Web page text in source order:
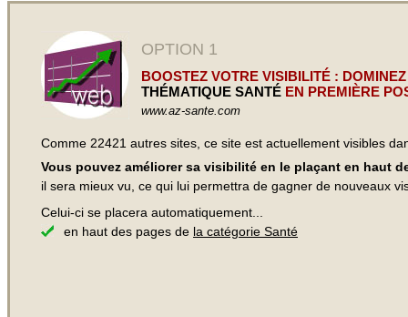
OPTION 1
BOOSTEZ VOTRE VISIBILITÉ :
THÉMATIQUE SANTÉ EN PREMIÈRE
www.az-sante.com
Comme 22421 autres sites, ce site est actuellement visibles
Vous pouvez améliorer sa visibilité en le plaçant en haut
il sera mieux vu, ce qui lui permettra de gagner de nouveaux
Celui-ci se placera automatiquement...
en haut des pages de la catégorie Santé